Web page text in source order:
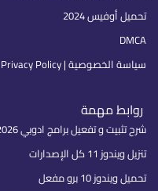
تحميل أوفيس 2024
DMCA
سياسة الخصوصية | Privacy Policy
روابط مهمة
شرح تثبيت و تفعيل برامج ادوبي 2026
تنزيل ويندوز 11 كل الإصدارات
تحميل ويندوز 10 برو مفعل